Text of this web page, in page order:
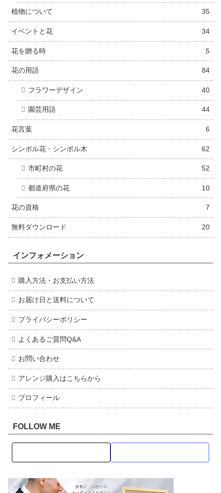
植物について 35
イベントと花 34
花を贈る時 5
花の用語 84
フラワーデザイン 40
園芸用語 44
花言葉 6
シンボル花・シンボル木 62
市町村の花 52
都道府県の花 10
花の資格 7
無料ダウンロード 20
インフォメーション
購入方法・お支払い方法
お届け日と送料について
プライバシーポリシー
よくあるご質問Q&A
お問い合わせ
アレンジ購入はこちらから
プロフィール
FOLLOW ME